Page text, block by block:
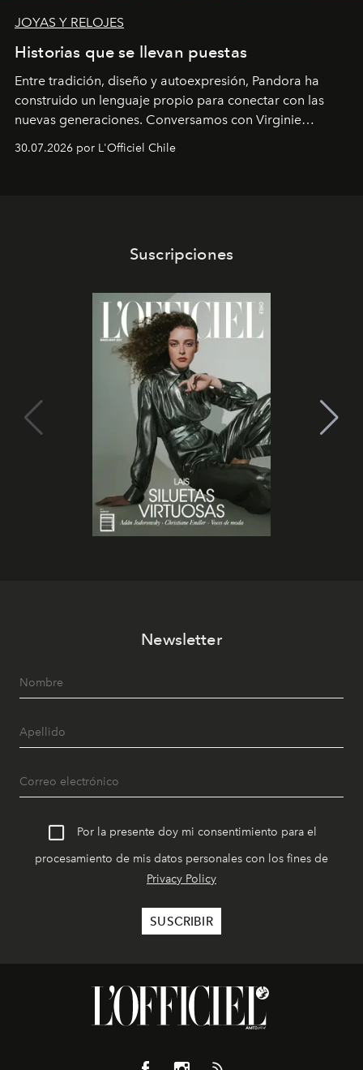
JOYAS Y RELOJES
Historias que se llevan puestas
Entre tradición, diseño y autoexpresión, Pandora ha
construido un lenguaje propio para conectar con las
nuevas generaciones. Conversamos con Virginie
Dubray, la responsable de marketing para
Latinoamérica, sobre identidad, cultura y el valor
30.07.2026 por L'Officiel Chile
Suscripciones
Newsletter
Por la presente doy mi consentimiento para el
procesamiento de mis datos personales con los fines de
Privacy Policy